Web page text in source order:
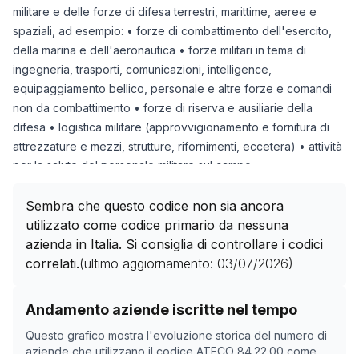
militare e delle forze di difesa terrestri, marittime, aeree e
spaziali, ad esempio: • forze di combattimento dell'esercito,
della marina e dell'aeronautica • forze militari in tema di
ingegneria, trasporti, comunicazioni, intelligence,
equipaggiamento bellico, personale e altre forze e comandi
non da combattimento • forze di riserva e ausiliarie della
difesa • logistica militare (approvvigionamento e fornitura di
attrezzature e mezzi, strutture, rifornimenti, eccetera) • attività
per la salute del personale militare sul campo
attività amministrative, operative e di supporto delle forze civili
di difesa
supporto per l'elaborazione di piani di emergenza e lo
svolgimento di esercitazioni in cui sono coinvolte istituzioni e
della difesa e amministrazione dei relativi fondi
Sembra che questo codice non sia ancora
utilizzato come codice primario da nessuna
azienda in Italia. Si consiglia di controllare i codici
correlati.(ultimo aggiornamento: 03/07/2026)
Andamento aziende iscritte nel tempo
Questo grafico mostra l'evoluzione storica del numero di
aziende che utilizzano il codice ATECO 84.22.00 come
Storico numero di aziende con codice ATECO
Data rilevazione
17/04/2025
0